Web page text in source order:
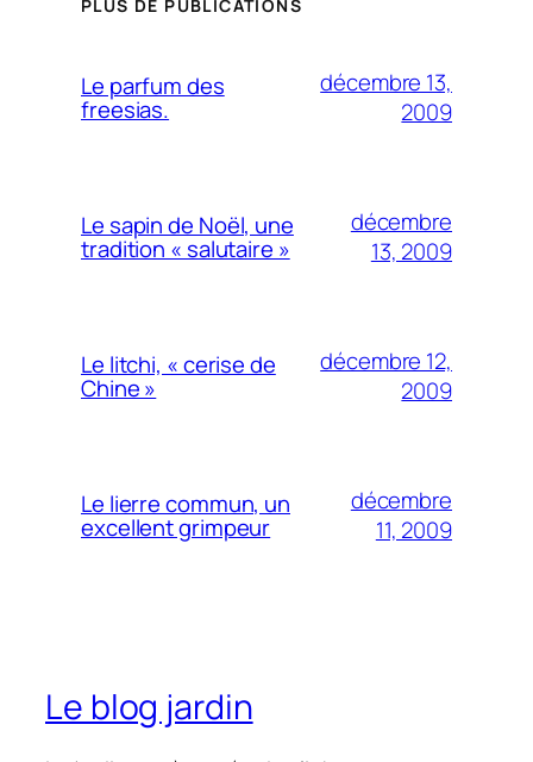
PLUS DE PUBLICATIONS
Le parfum des
freesias.
décembre 13,
2009
Le sapin de Noël, une
tradition « salutaire »
décembre
13, 2009
Le litchi, « cerise de
Chine »
décembre 12,
2009
Le lierre commun, un
excellent grimpeur
décembre
11, 2009
Le blog jardin